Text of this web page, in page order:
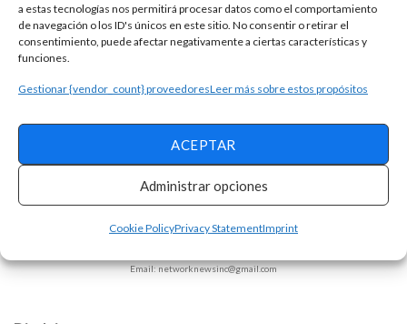
a estas tecnologías nos permitirá procesar datos como el comportamiento
de navegación o los ID's únicos en este sitio. No consentir o retirar el
consentimiento, puede afectar negativamente a ciertas características y
funciones.
Gestionar {vendor_count} proveedoresLeer más sobre estos propósitos
ACEPTAR
Administrar opciones
Cookie PolicyPrivacy StatementImprint
Términos y condiciones
Política de Privacidad
Sobre la empresa
Email: networknewsinc@gmail.com